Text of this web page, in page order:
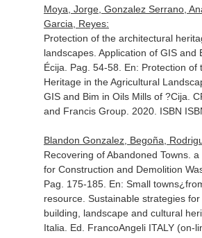
Moya, Jorge, Gonzalez Serrano,
Garcia, Reyes:
Protection of the architectural
landscapes. Application of GIS and
Écija. Pag. 54-58. En: Protection of
Heritage in the Agricultural
GIS and Bim in Oils Mills of ?Cija .
and Francis Group. 2020. ISBN
Blandon Gonzalez, Begoña,
Recovering of Abandoned Towns.
for Construction and Demolition
Pag. 175-185. En: Small
resource. Sustainable strategies
building, landscape and cultural
Italia. Ed. FrancoAngeli ITALY (on-